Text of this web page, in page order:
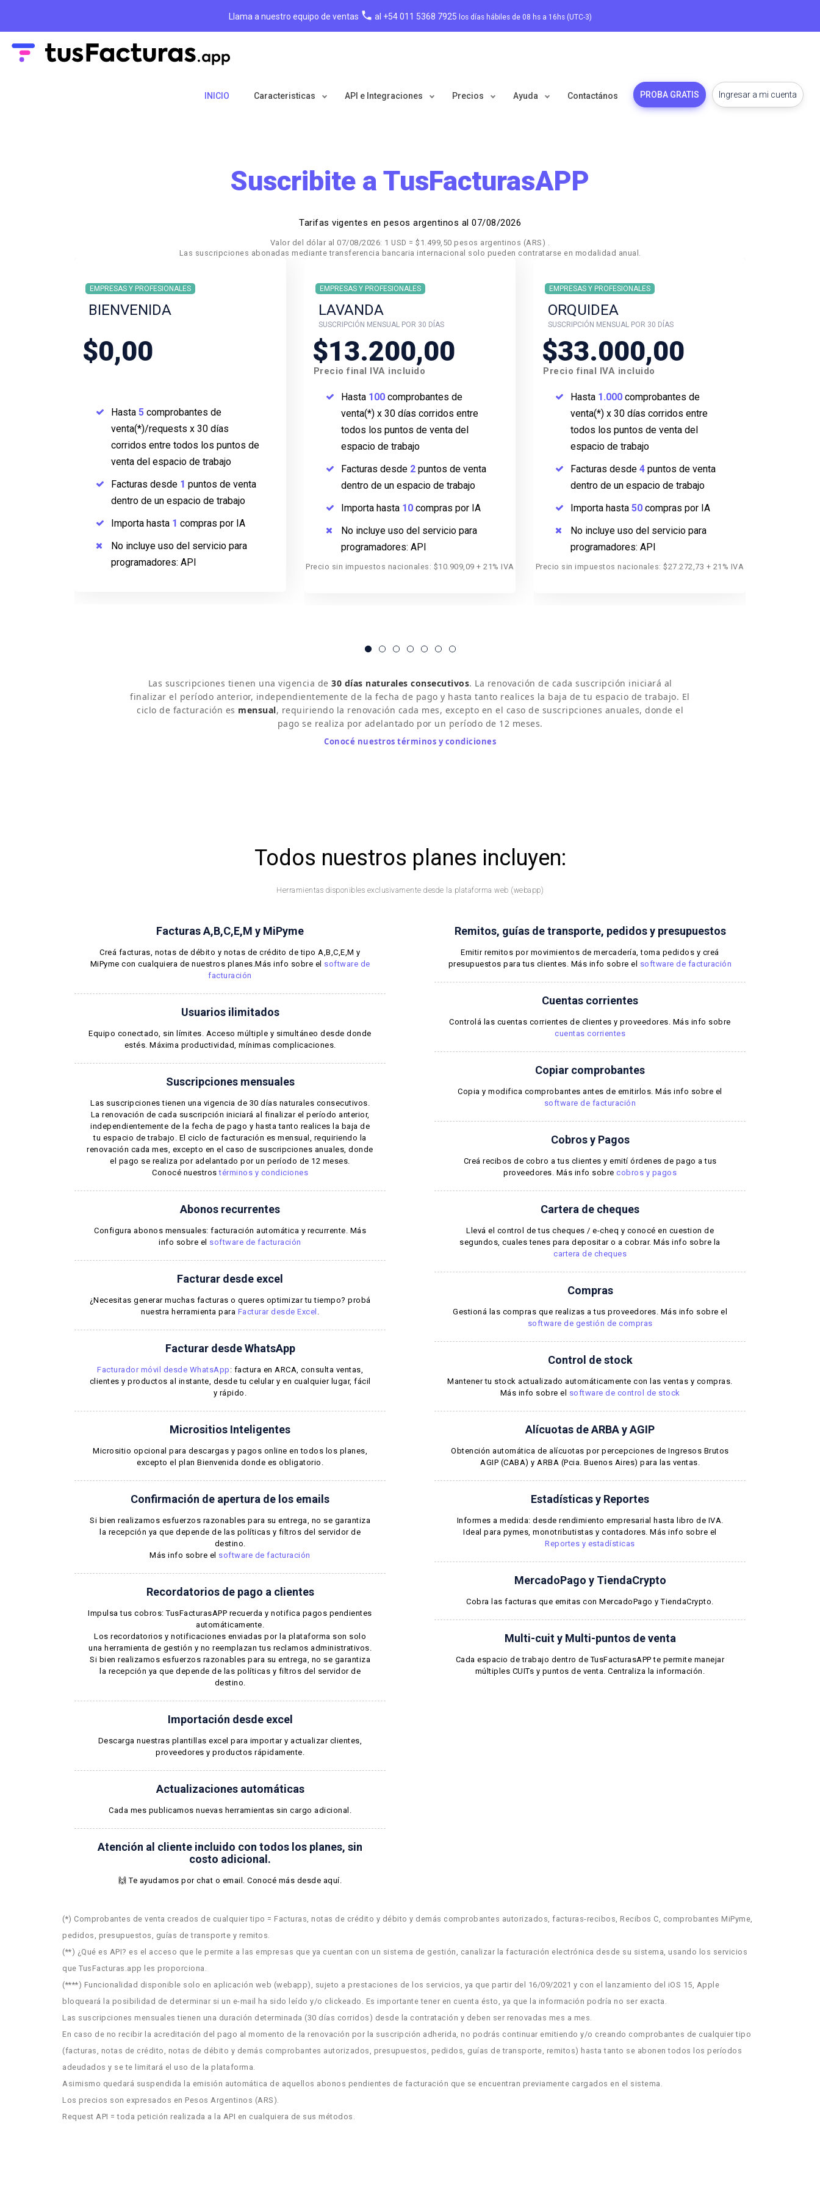
Llama a nuestro equipo de ventas local_phone al +54 011 5368 7925 los días hábiles de 08 hs a 16hs (UTC-3)
INICIO Caracteristicas API e Integraciones Precios Ayuda Contactános PROBA GRATIS Ingresar a mi cuenta
Suscribite a TusFacturasAPP
Tarifas vigentes en pesos argentinos al 07/08/2026
Valor del dólar al 07/08/2026: 1 USD = $1.499,50 pesos argentinos (ARS) .
Las suscripciones abonadas mediante transferencia bancaria internacional solo pueden contratarse en modalidad anual.
$0,00
EMPRESAS Y PROFESIONALES
BIENVENIDA
Hasta 5 comprobantes de
venta(*)/requests x 30 días
corridos entre todos los puntos de
venta del espacio de trabajo
Facturas desde 1 puntos de venta
dentro de un espacio de trabajo
Importa hasta 1 compras por IA
No incluye uso del servicio para
programadores: API
$13.200,00
Precio final IVA incluido
EMPRESAS Y PROFESIONALES
LAVANDA
SUSCRIPCIÓN MENSUAL POR 30 DÍAS
Hasta 100comprobantes de
venta(*) x 30 días corridos entre
todos los puntos de venta del
espacio de trabajo
Facturas desde 2puntos de venta
dentro de un espacio de trabajo
Importa hasta 10compras por IA
No incluye uso del servicio para
programadores: API
Precio sin impuestos nacionales: $10.909,09 + 21% IVA
$33.000,00
Precio final IVA incluido
EMPRESAS Y PROFESIONALES
ORQUIDEA
SUSCRIPCIÓN MENSUAL POR 30 DÍAS
Hasta 1.000 comprobantes de
venta(*) x 30 días corridos entre
todos los puntos de venta del
espacio de trabajo
Facturas desde4 puntos de venta
dentro de un espacio de trabajo
Importa hasta50 compras por IA
No incluye uso del servicio para
programadores:API
Precio sin impuestos nacionales: $27.272,73 + 21% IVA
Las suscripciones tienen una vigencia de 30 días naturales consecutivos. La renovación de cada suscripción iniciará al
finalizar el período anterior, independientemente de la fecha de pago y hasta tanto realices la baja de tu espacio de trabajo. El
ciclo de facturación es mensual, requiriendo la renovación cada mes, excepto en el caso de suscripciones anuales, donde el
pago se realiza por adelantado por un período de 12 meses.
Conocé nuestros términos y condiciones
Todos nuestros planes incluyen:
Herramientas disponibles exclusivamente desde la plataforma web (webapp)
Facturas A,B,C,E,M y MiPyme
Creá facturas, notas de débito y notas de crédito de tipo A,B,C,E,M y
MiPyme con cualquiera de nuestros planes.Más info sobre el software de
facturación
Usuarios ilimitados
Equipo conectado, sin límites. Acceso múltiple y simultáneo desde donde
estés. Máxima productividad, mínimas complicaciones.
Suscripciones mensuales
Las suscripciones tienen una vigencia de 30 días naturales consecutivos.
La renovación de cada suscripción iniciará al finalizar el período anterior,
independientemente de la fecha de pago y hasta tanto realices la baja de
tu espacio de trabajo. El ciclo de facturación es mensual, requiriendo la
renovación cada mes, excepto en el caso de suscripciones anuales, donde
el pago se realiza por adelantado por un período de 12 meses.
Conocé nuestrostérminos y condiciones
Abonos recurrentes
Configura abonos mensuales: facturación automática y recurrente. Más
info sobre el software de facturación
Facturar desde excel
¿Necesitas generar muchas facturas o queres optimizar tu tiempo? probá
nuestra herramienta para Facturar desde Excel .
Facturar desde WhatsApp
Facturador móvil desde WhatsApp : factura en ARCA, consulta ventas,
clientes y productos al instante, desde tu celular y en cualquier lugar, fácil
y rápido.
Micrositios Inteligentes
Micrositio opcional para descargas y pagos online en todos los planes,
excepto el plan Bienvenida donde es obligatorio.
Confirmación de apertura de los emails
Si bien realizamos esfuerzos razonables para su entrega, no se garantiza
la recepción ya que depende de las políticas y filtros del servidor de
destino.
Más info sobre el software de facturación
Recordatorios de pago a clientes
Impulsa tus cobros: TusFacturasAPP recuerda y notifica pagos pendientes
automáticamente.
Los recordatorios y notificaciones enviadas por la plataforma son solo
una herramienta de gestión y no reemplazan tus reclamos administrativos.
Si bien realizamos esfuerzos razonables para su entrega, no se garantiza
la recepción ya que depende de las políticas y filtros del servidor de
destino.
Importación desde excel
Descarga nuestras plantillas excel para importar y actualizar clientes,
proveedores y productos rápidamente.
Actualizaciones automáticas
Cada mes publicamos nuevas herramientas sin cargo adicional.
Atención al cliente incluido con todos los planes, sin
costo adicional.
🙌 Te ayudamos por chat o email. Conocé más desde aquí.
Remitos, guías de transporte, pedidos y presupuestos
Emitir remitos por movimientos de mercadería, toma pedidos y creá
presupuestos para tus clientes. Más info sobre el software de facturación
Cuentas corrientes
Controlá las cuentas corrientes de clientes y proveedores. Más info sobre
cuentas corrientes
Copiar comprobantes
Copia y modifica comprobantes antes de emitirlos. Más info sobre el
software de facturación
Cobros y Pagos
Creá recibos de cobro a tus clientes y emití órdenes de pago a tus
proveedores. Más info sobre cobros y pagos
Cartera de cheques
Llevá el control de tus cheques / e-cheq y conocé en cuestion de
segundos, cuales tenes para depositar o a cobrar. Más info sobre la
cartera de cheques
Compras
Gestioná las compras que realizas a tus proveedores. Más info sobre el
software de gestión de compras
Control de stock
Mantener tu stock actualizado automáticamente con las ventas y compras.
Más info sobre el software de control de stock
Alícuotas de ARBA y AGIP
Obtención automática de alícuotas por percepciones de Ingresos Brutos
AGIP (CABA) y ARBA (Pcia. Buenos Aires) para las ventas.
Estadísticas y Reportes
Informes a medida: desde rendimiento empresarial hasta libro de IVA.
Ideal para pymes, monotributistas y contadores. Más info sobre el
Reportes y estadísticas
MercadoPago y TiendaCrypto
Cobra las facturas que emitas con MercadoPago y TiendaCrypto.
Multi-cuit y Multi-puntos de venta
Cada espacio de trabajo dentro de TusFacturasAPP te permite manejar
múltiples CUITs y puntos de venta. Centraliza la información.
(*) Comprobantes de venta creados de cualquier tipo = Facturas, notas de crédito y débito y demás comprobantes autorizados, facturas-recibos, Recibos C, comprobantes MiPyme,
pedidos, presupuestos, guías de transporte y remitos.
(**) ¿Qué es API? es el acceso que le permite a las empresas que ya cuentan con un sistema de gestión, canalizar la facturación electrónica desde su sistema, usando los servicios
que TusFacturas.app les proporciona.
(****) Funcionalidad disponible solo en aplicación web (webapp), sujeto a prestaciones de los servicios, ya que partir del 16/09/2021 y con el lanzamiento del iOS 15, Apple
bloqueará la posibilidad de determinar si un e-mail ha sido leído y/o clickeado. Es importante tener en cuenta ésto, ya que la información podría no ser exacta.
Las suscripciones mensuales tienen una duración determinada (30 días corridos) desde la contratación y deben ser renovadas mes a mes.
En caso de no recibir la acreditación del pago al momento de la renovación por la suscripción adherida, no podrás continuar emitiendo y/o creando comprobantes de cualquier tipo
(facturas, notas de crédito, notas de débito y demás comprobantes autorizados, presupuestos, pedidos, guías de transporte, remitos) hasta tanto se abonen todos los períodos
adeudados y se te limitará el uso de la plataforma.
Asimismo quedará suspendida la emisión automática de aquellos abonos pendientes de facturación que se encuentran previamente cargados en el sistema.
Los precios son expresados en Pesos Argentinos (ARS).
Request API = toda petición realizada a la API en cualquiera de sus métodos.